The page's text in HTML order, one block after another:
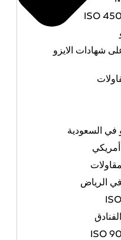
شهادات الايزو
في السعودية
الرياض